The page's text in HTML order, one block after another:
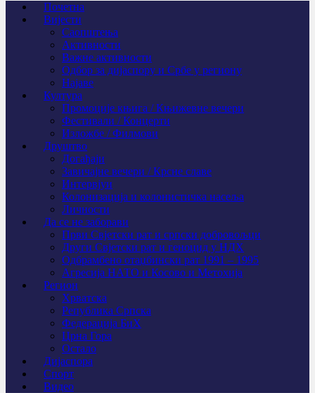
Почетна
Вијести
Саопштења
Активности
Важне активности
Одбор за дијаспору и Србе у региону
Најаве
Култура
Промоције књига / Књижевне вечери
Фестивали / Концерти
Изложбе / Филмови
Друштво
Догађаји
Завичајне вечери / Крсне славе
Интервјуи
Колонизација и колонистичка насеља
Личности
Да се не заборави
Први Свјeтски рат и српски добровољци
Други Свјетски рат и геноцид у НДХ
Одбрамбено отаџбински рат 1991 – 1995
Агресија НАТО и Косово и Метохија
Регион
Хрватска
Република Српска
Федерација БиХ
Црна Гора
Остало
Дијаспора
Спорт
Видео